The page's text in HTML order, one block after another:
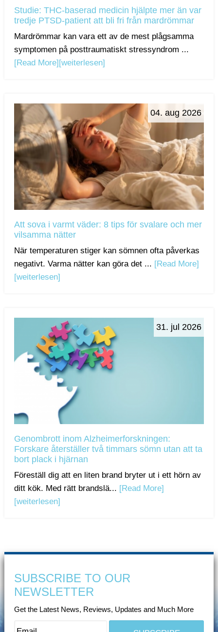
Studie: THC-baserad medicin hjälpte mer än var
tredje PTSD-patient att bli fri från mardrömmar
Mardrömmar kan vara ett av de mest plågsamma
symptomen på posttraumatiskt stressyndrom ...
[Read More] [weiterlesen]
04. aug 2026
Att sova i varmt väder: 8 tips för svalare och mer
vilsamma nätter
När temperaturen stiger kan sömnen ofta påverkas
negativt. Varma nätter kan göra det ... [Read More]
[weiterlesen]
31. jul 2026
Genombrott inom Alzheimerforskningen:
Forskare återställer två timmars sömn utan att ta
bort plack i hjärnan
Föreställ dig att en liten brand bryter ut i ett hörn av
ditt kök. Med rätt brandslä... [Read More]
[weiterlesen]
SUBSCRIBE TO OUR
NEWSLETTER
Get the Latest News, Reviews, Updates and Much More